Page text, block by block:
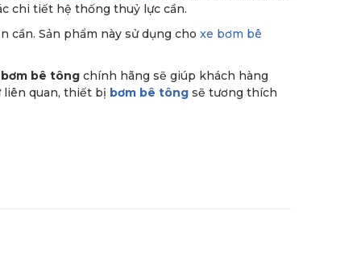
chi tiết hệ thống thuỷ lực cần.
cần. Sản phẩm này sử dụng cho xe bơm bê
bê tông chính hãng sẽ giúp khách hàng
quan, thiết bị bơm bê tông sẽ tương thích